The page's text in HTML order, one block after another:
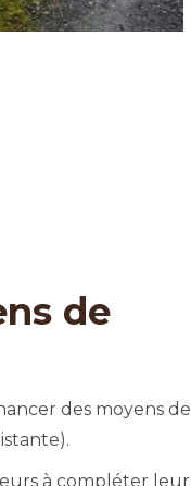
de
des moyens de
à compléter leur